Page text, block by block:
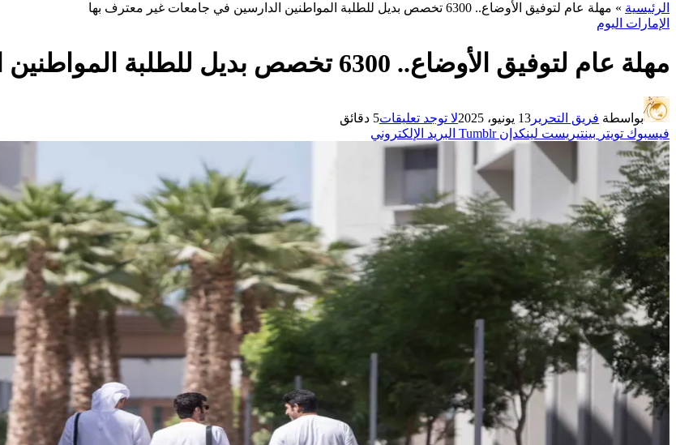
الرئيسية » مهلة عام لتوفيق الأوضاع.. 6300 تخصص بديل للطلبة المواطنين الدارسين في جامعات غير معترف بها
الإمارات اليوم
مهلة عام لتوفيق الأوضاع.. 6300 تخصص بديل للطلبة المواطنين الدارسين في جامعات غير معترف بها
بواسطة فريق التحرير 13 يونيو، 2025 لا توجد تعليقات5 دقائق
فيسبوك تويتر بينتيريست لينكدإن Tumblr البريد الإلكتروني